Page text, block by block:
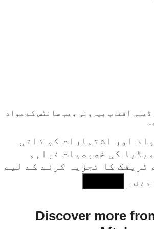
| ڈیلی آفتاب بیرونی ویب سائٹس کے مواد
اور اشتہارات کو ذاتی
کی خصوصیات فراہم
ٹریفک کا تجزیہ کرنے کے لیے
Discover more